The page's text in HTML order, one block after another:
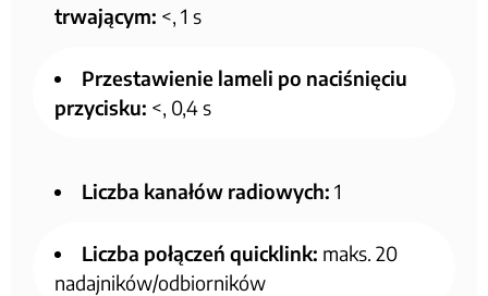
trwającym: <, 1 s
Przestawienie lameli po naciśnięciu
przycisku: <, 0,4 s
Liczba kanałów radiowych: 1
Liczba połączeń quicklink: maks. 20
nadajników/odbiorników